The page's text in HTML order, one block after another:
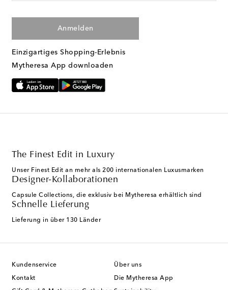
Anmelden
Einzigartiges Shopping-Erlebnis
Mytheresa App downloaden
The Finest Edit in Luxury
Unser Finest Edit an mehr als 200 internationalen Luxusmarken
Designer-Kollaborationen
Capsule Collections, die exklusiv bei Mytheresa erhältlich sind
Schnelle Lieferung
Lieferung in über 130 Länder
Kundenservice
Kontakt
Über uns
Die Mytheresa App